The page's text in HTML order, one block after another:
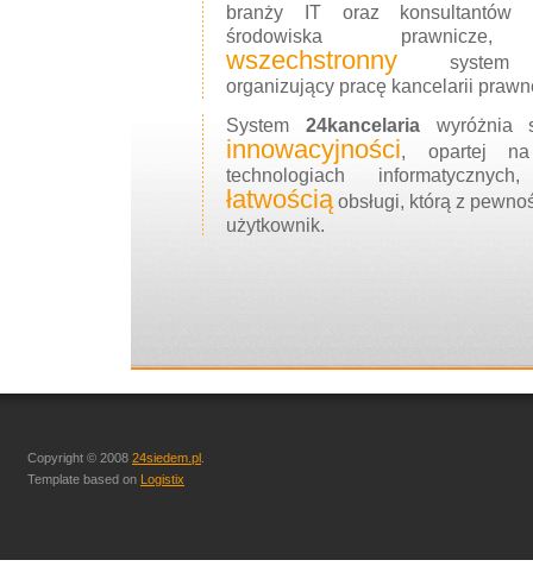
branży IT oraz konsultantów
środowiska prawnicze,
wszechstronny system
organizujący pracę kancelarii
System 24kancelariawyróżnia
innowacyjności, opartej na
technologiach
łatwością obsługi, którą z
użytkownik.
Copyright © 2008 24siedem.pl
Template based on Logistix